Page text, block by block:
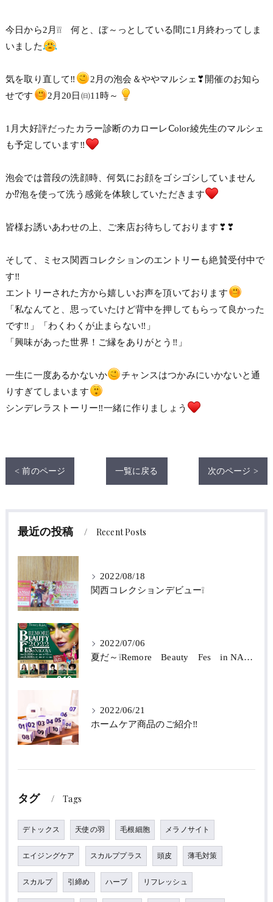
今日から2月❕❕ 何と、ぼ～っとしている間に1月終わってしま
いました
気を取り直して‼
2月の泡会＆ややマルシェ❣開催のお知ら
せです
2月20日㈰11時～
1月大好評だったカラー診断のカローレⅭolor綾先生のマルシェ
も予定しています‼
泡会では普段の洗顔時、何気にお顔をゴシゴシしていません
か⁉泡を使って洗う感覚を体験していただきます
皆様お誘いあわせの上、ご来店お待ちしております❣❣
そして、ミセス関西コレクションのエントリーも絶賛受付中で
す‼
エントリーされた方から嬉しいお声を頂いております
「私なんてと、思っていたけど背中を押してもらって良かった
です‼」「わくわくが止まらない‼」
「興味があった世界！ご縁をありがとう‼」
一生に一度あるかないか
チャンスはつかみにいかないと通
りすぎてしまいます
シンデレラストーリー‼一緒に作りましょう
< 前のページ 一覧に戻る 次のページ >
最近の投稿 Recent Posts
2022/08/18
関西コレクションデビュー❕
2022/07/06
夏だ～❕Remore Beauty Fes in NAGOYA 2022‼
2022/06/21
ホームケア商品のご紹介‼
タグ Tags
デトックス 天使の羽 毛根細胞 メラノサイト
エイジングケア スカルププラス 頭皮 薄毛対策
スカルプ 引締め ハーブ リフレッシュ